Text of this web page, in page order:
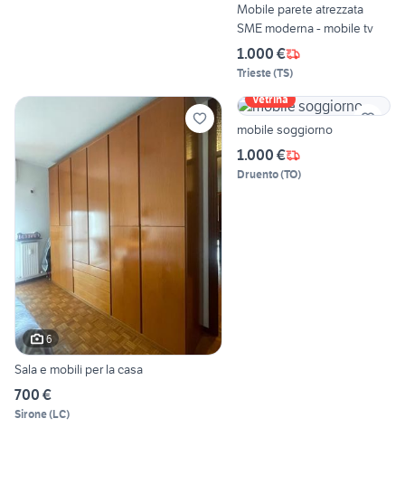
Mobile parete atrezzata
SME moderna - mobile tv
1.000 €
Trieste(TS)
6
Sala e mobili per la casa
700 €
Sirone(LC)
Vetrina
mobile soggiorno
1.000 €
Druento(TO)